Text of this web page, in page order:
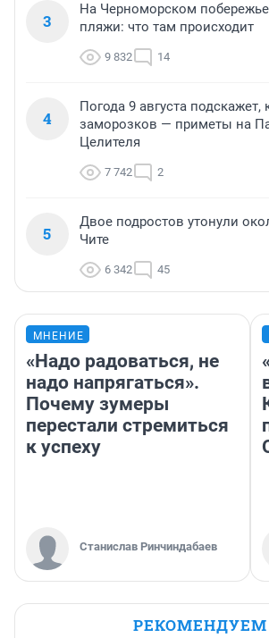
3
На Черноморском
пляжи: что там происходит
9 832 14
4
Погода 9 августа подскажет,
заморозков — приметы на
Целителя
7 742 2
5
Двое подростов утонули
Чите
6 342 45
МНЕНИЕ
«Надо радоваться, не
надо напрягаться».
Почему зумеры
перестали стремиться
к успеху
Станислав Ринчиндабаев
РЕКОМЕНДУЕМ